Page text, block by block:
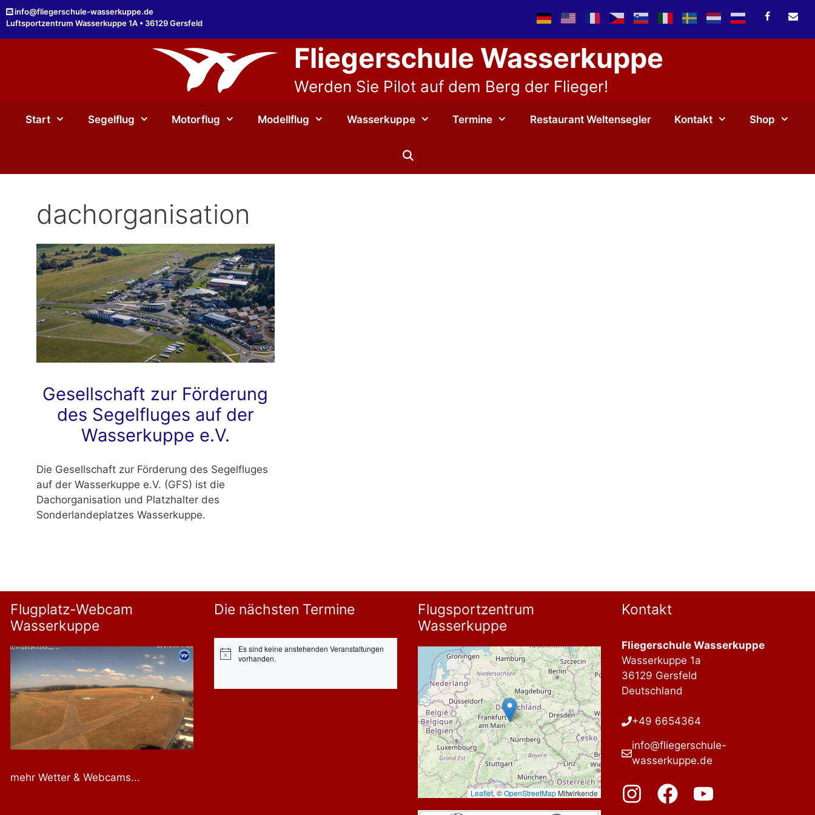
Zum
Inhalt
springen
info@fliegerschule-wasserkuppe.de
Luftsportzentrum Wasserkuppe 1A • 36129 Gersfeld
Fliegerschule Wasserkuppe
Werden Sie Pilot auf dem Berg der Flieger!
Start Segelflug Motorflug Modellflug Wasserkuppe Termine Restaurant Weltensegler Kontakt Shop
dachorganisation
Gesellschaft zur Förderung
des Segelfluges auf der
Wasserkuppe e.V.
Die Gesellschaft zur Förderung des Segelfluges
auf der Wasserkuppe e.V. (GFS) ist die
Dachorganisation und Platzhalter des
Sonderlandeplatzes Wasserkuppe.
Flugplatz-Webcam
Wasserkuppe
mehr Wetter & Webcams...
Die nächsten Termine
Hinweis
Es sind keine anstehenden Veranstaltungen
vorhanden.
Flugsportzentrum
Wasserkuppe
Leaflet, ©OpenStreetMapMitwirkende
Kontakt
Fliegerschule Wasserkuppe
Wasserkuppe 1a
36129 Gersfeld
Deutschland
+49 6654364
info@fliegerschule-
wasserkuppe.de